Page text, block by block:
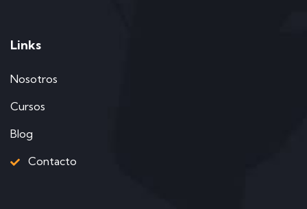
Links
Nosotros
Cursos
Blog
Contacto